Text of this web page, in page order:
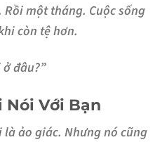
một tháng. Cuộc sống
còn tệ hơn.
đâu?”
Nói Với Bạn
ảo giác. Nhưng nó cũng